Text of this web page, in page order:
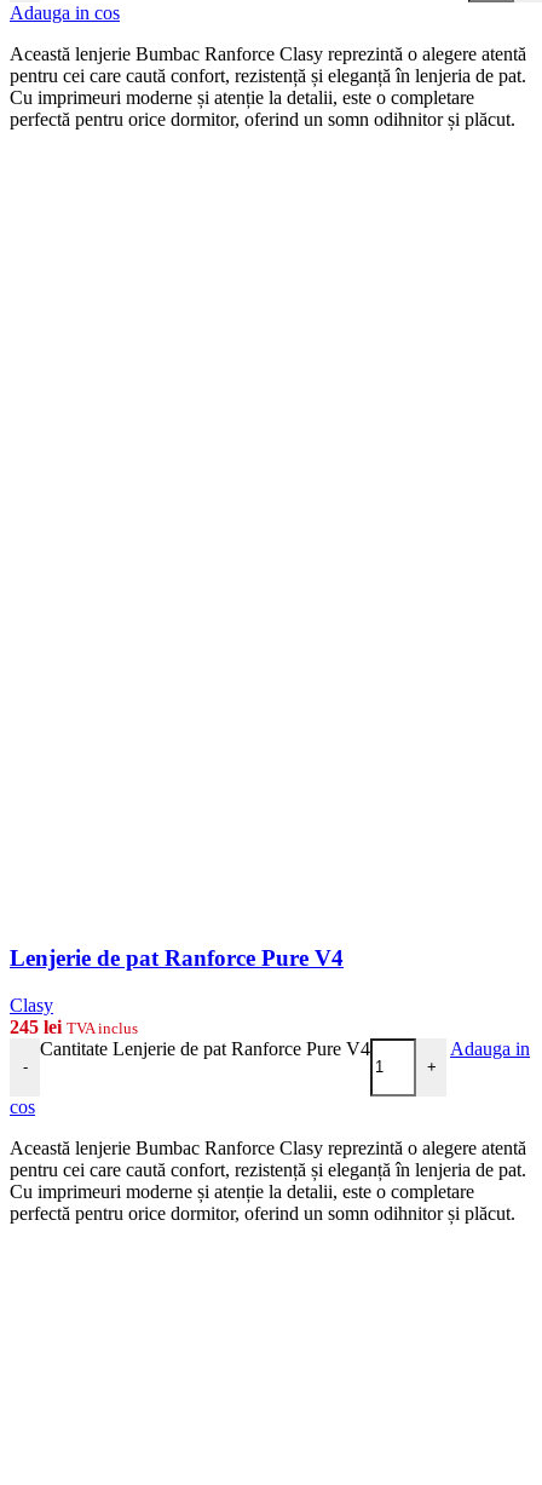
Adauga in cos
Această lenjerie Bumbac Ranforce Clasy reprezintă o alegere atentă
pentru cei care caută confort, rezistență și eleganță în lenjeria de pat.
Cu imprimeuri moderne și atenție la detalii, este o completare
perfectă pentru orice dormitor, oferind un somn odihnitor și plăcut.
Lenjerie de pat Ranforce Pure V4
Clasy
245 lei TVA inclus
-
Cantitate Lenjerie de pat Ranforce Pure V4
+
Adauga in
cos
Această lenjerie Bumbac Ranforce Clasy reprezintă o alegere atentă
pentru cei care caută confort, rezistență și eleganță în lenjeria de pat.
Cu imprimeuri moderne și atenție la detalii, este o completare
perfectă pentru orice dormitor, oferind un somn odihnitor și plăcut.